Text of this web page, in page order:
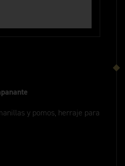
y pomos, herraje para